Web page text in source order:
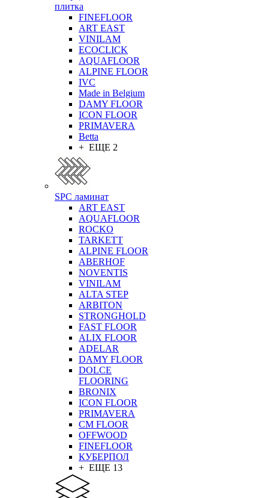
плитка
FINEFLOOR
ART EAST
VINILAM
ECOCLICK
AQUAFLOOR
ALPINE FLOOR
IVC
Made in Belgium
DAMY FLOOR
ICON FLOOR
PRIMAVERA
Betta
+ ЕЩЕ 2
SPC ламинат
ART EAST
AQUAFLOOR
ROCKO
TARKETT
ALPINE FLOOR
ABERHOF
NOVENTIS
VINILAM
ALTA STEP
ARBITON
STRONGHOLD
FAST FLOOR
ALIX FLOOR
ADELAR
DAMY FLOOR
DOLCE
FLOORING
BRONIX
ICON FLOOR
PRIMAVERA
CM FLOOR
OFFWOOD
FINEFLOOR
КУБЕРПОЛ
+ ЕЩЕ 13